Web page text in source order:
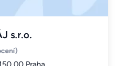
s.r.o.